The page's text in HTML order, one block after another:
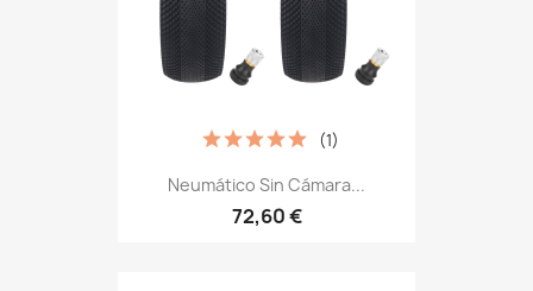
Neumático Sin Cámara...
72,60 €
(1)